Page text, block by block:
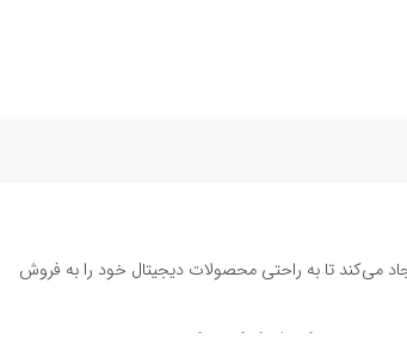
می‌کند تا به راحتی محصولات دیجیتال خود را به فروش
به کاربران کمک می‌کند تا زمان و هزینه‌های